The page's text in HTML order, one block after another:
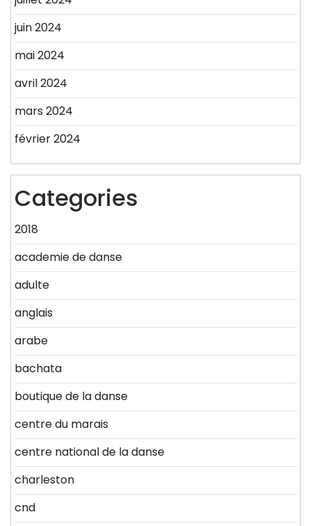
juin 2024
mai 2024
avril 2024
mars 2024
février 2024
Categories
2018
academie de danse
adulte
anglais
arabe
bachata
boutique de la danse
centre du marais
centre national de la danse
charleston
cnd